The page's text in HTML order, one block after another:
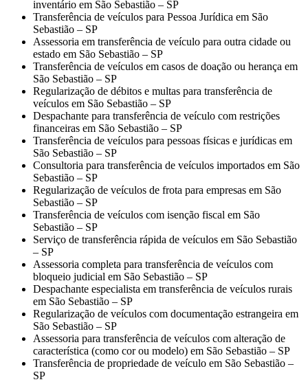
inventário em São Sebastião – SP
Transferência de veículos para Pessoa Jurídica em São
Sebastião – SP
Assessoria em transferência de veículo para outra cidade ou
estado em São Sebastião – SP
Transferência de veículos em casos de doação ou herança em
São Sebastião – SP
Regularização de débitos e multas para transferência de
veículos em São Sebastião – SP
Despachante para transferência de veículo com restrições
financeiras em São Sebastião – SP
Transferência de veículos para pessoas físicas e jurídicas em
São Sebastião – SP
Consultoria para transferência de veículos importados em São
Sebastião – SP
Regularização de veículos de frota para empresas em São
Sebastião – SP
Transferência de veículos com isenção fiscal em São
Sebastião – SP
Serviço de transferência rápida de veículos em São Sebastião
– SP
Assessoria completa para transferência de veículos com
bloqueio judicial em São Sebastião – SP
Despachante especialista em transferência de veículos rurais
em São Sebastião – SP
Regularização de veículos com documentação estrangeira em
São Sebastião – SP
Assessoria para transferência de veículos com alteração de
característica (como cor ou modelo) em São Sebastião – SP
Transferência de propriedade de veículo em São Sebastião –
SP